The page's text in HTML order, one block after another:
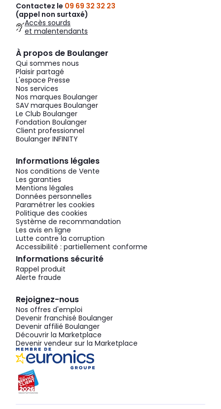
Contactez le 09 69 32 32 23
(appel non surtaxé)
Accès sourds
et malentendants
À propos de Boulanger
Qui sommes nous
Plaisir partagé
L'espace Presse
Nos services
Nos marques Boulanger
SAV marques Boulanger
Le Club Boulanger
Fondation Boulanger
Client professionnel
Boulanger INFINITY
Informations légales
Nos conditions de Vente
Les garanties
Mentions légales
Données personnelles
Paramétrer les cookies
Politique des cookies
Système de recommandation
Les avis en ligne
Lutte contre la corruption
Accessibilité : partiellement conforme
Informations sécurité
Rappel produit
Alerte fraude
Rejoignez-nous
Nos offres d'emploi
Devenir franchisé Boulanger
Devenir affilié Boulanger
Découvrir la Marketplace
Devenir vendeur sur la Marketplace